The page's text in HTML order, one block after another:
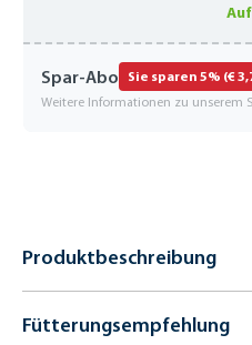
Spar-Abo Sie sparen 5% (€
Weitere Informationen zu unserem
Produktbeschreibung
Fütterungsempfehlung